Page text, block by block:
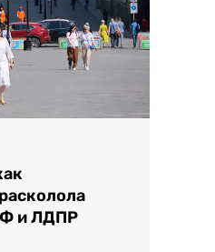
и ЛДПР